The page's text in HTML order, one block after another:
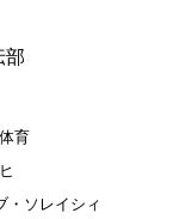
部
育
・ソレイシィ